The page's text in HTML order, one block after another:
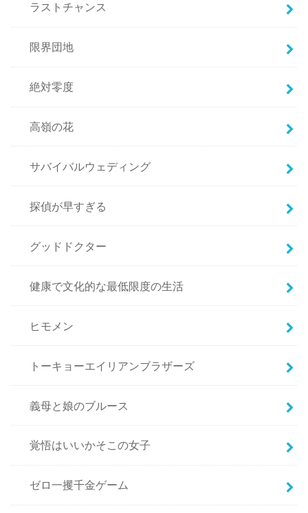
ラストチャンス
限界団地
絶対零度
高嶺の花
サバイバルウェディング
探偵が早すぎる
グッドドクター
健康で文化的な最低限度の生活
ヒモメン
トーキョーエイリアンブラザーズ
義母と娘のブルース
覚悟はいいかそこの女子
ゼロ一攫千金ゲーム